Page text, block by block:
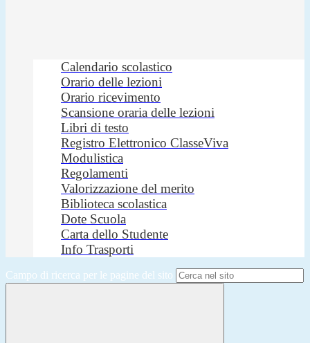
Calendario scolastico
Orario delle lezioni
Orario ricevimento
Scansione oraria delle lezioni
Libri di testo
Registro Elettronico ClasseViva
Modulistica
Regolamenti
Valorizzazione del merito
Biblioteca scolastica
Dote Scuola
Carta dello Studente
Info Trasporti
Campo di ricerca per le pagine del sito